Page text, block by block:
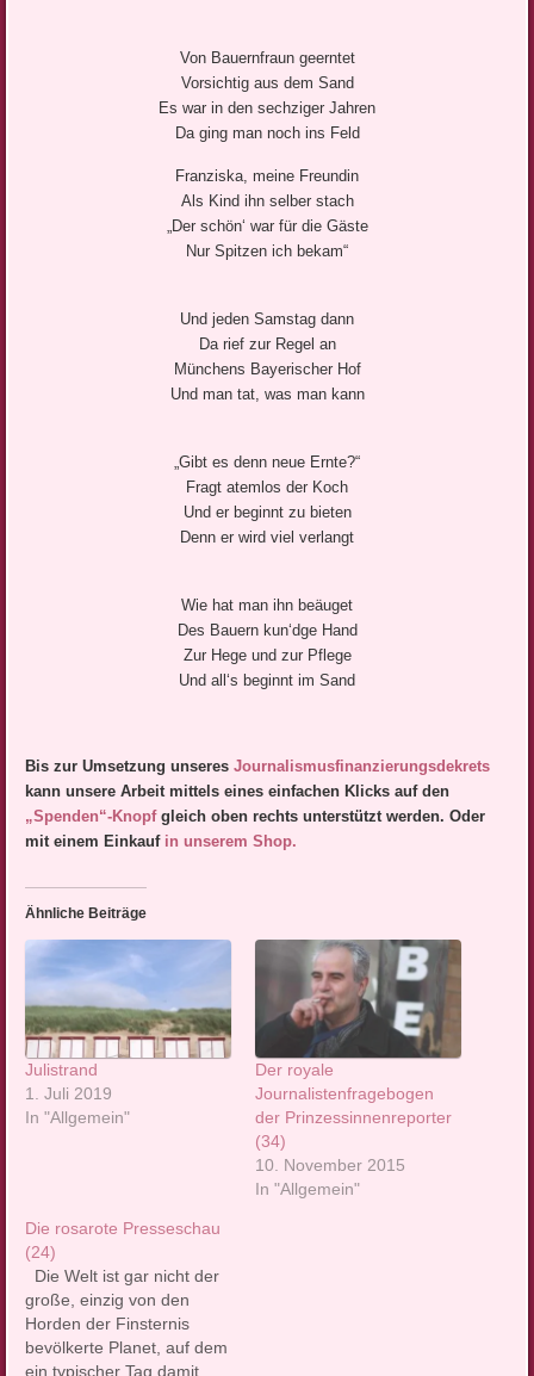
Von Bauernfraun geerntet
Vorsichtig aus dem Sand
Es war in den sechziger Jahren
Da ging man noch ins Feld
Franziska, meine Freundin
Als Kind ihn selber stach
„Der schön‘ war für die Gäste
Nur Spitzen ich bekam“
Und jeden Samstag dann
Da rief zur Regel an
Münchens Bayerischer Hof
Und man tat, was man kann
„Gibt es denn neue Ernte?“
Fragt atemlos der Koch
Und er beginnt zu bieten
Denn er wird viel verlangt
Wie hat man ihn beäuget
Des Bauern kun‘dge Hand
Zur Hege und zur Pflege
Und all‘s beginnt im Sand
Bis zur Umsetzung unseresJournalismusfinanzierungsdekrets
kann unsere Arbeit mittels eines einfachen Klicks auf den
„Spenden“-Knopfgleich oben rechts unterstützt werden. Oder
mit einem Einkauf in unserem Shop.
Ähnliche Beiträge
Julistrand
1. Juli 2019
In "Allgemein"
Der royale
Journalistenfragebogen
der Prinzessinnenreporter
(34)
10. November 2015
In "Allgemein"
Die rosarote Presseschau
(24)
Die Welt ist gar nicht der
große, einzig von den
Horden der Finsternis
bevölkerte Planet, auf dem
ein typischer Tag damit